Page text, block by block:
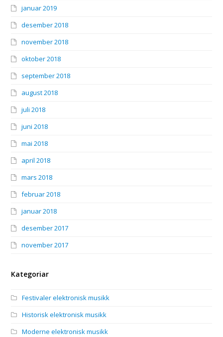
januar 2019
desember 2018
november 2018
oktober 2018
september 2018
august 2018
juli 2018
juni 2018
mai 2018
april 2018
mars 2018
februar 2018
januar 2018
desember 2017
november 2017
Kategoriar
Festivaler elektronisk musikk
Historisk elektronisk musikk
Moderne elektronisk musikk